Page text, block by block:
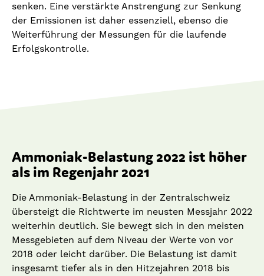
senken. Eine verstärkte Anstrengung zur Senkung
der Emissionen ist daher essenziell, ebenso die
Weiterführung der Messungen für die laufende
Erfolgskontrolle.
Ammoniak-Belastung 2022 ist höher
als im Regenjahr 2021
Die Ammoniak-Belastung in der Zentralschweiz
übersteigt die Richtwerte im neusten Messjahr 2022
weiterhin deutlich. Sie bewegt sich in den meisten
Messgebieten auf dem Niveau der Werte von vor
2018 oder leicht darüber. Die Belastung ist damit
insgesamt tiefer als in den Hitzejahren 2018 bis